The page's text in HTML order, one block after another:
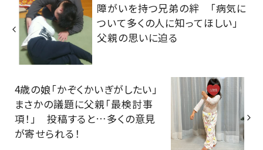
障がいを持つ兄弟の絆 「病気に
ついて多くの人に知ってほしい」
父親の思いに迫る
4歳の娘「かぞくかいぎがしたい」
まさかの議題に父親「最検討事
項！」 投稿すると…多くの意見
が寄せられる！